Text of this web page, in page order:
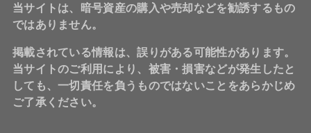
当サイトは、暗号資産の購入や売却などを勧誘するもの
ではありません。
掲載されている情報は、誤りがある可能性があります。
当サイトのご利用により、被害・損害などが発生したと
しても、一切責任を負うものではないことをあらかじめ
ご了承ください。